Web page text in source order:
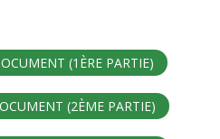
(1ÈRE PARTIE)
(2ÈME PARTIE)